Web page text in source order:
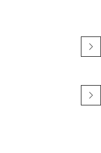
了解更多信息。